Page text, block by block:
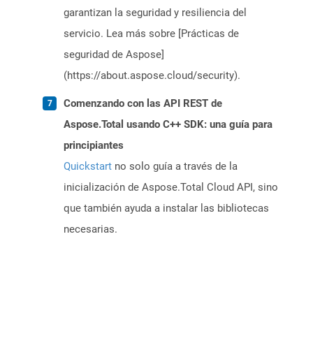
garantizan la seguridad y resiliencia del
servicio. Lea más sobre [Prácticas de
seguridad de Aspose]
(https://about.aspose.cloud/security).
Comenzando con las API REST de
Aspose.Total usando C++ SDK: una guía para
principiantes
Quickstart no solo guía a través de la
inicialización de Aspose.Total Cloud API, sino
que también ayuda a instalar las bibliotecas
necesarias.